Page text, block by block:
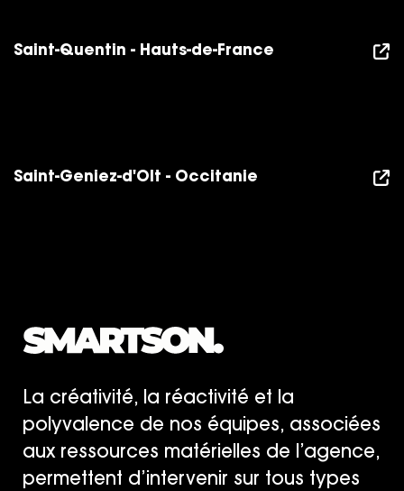
Saint-Quentin - Hauts-de-France
Saint-Geniez-d'Olt - Occitanie
La créativité, la réactivité et la
polyvalence de nos équipes, associées
aux ressources matérielles de l’agence,
permettent d’intervenir sur tous types